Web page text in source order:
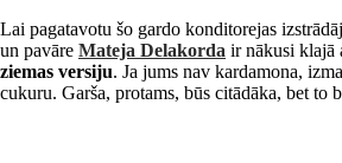
Lai pagatavotu šo gardo konditorejas
un pavāre Mateja Delakorda ir nākusi klajā
ziemas versiju. Ja jums nav kardamona,
cukuru. Garša, protams, būs citādāka, bet to